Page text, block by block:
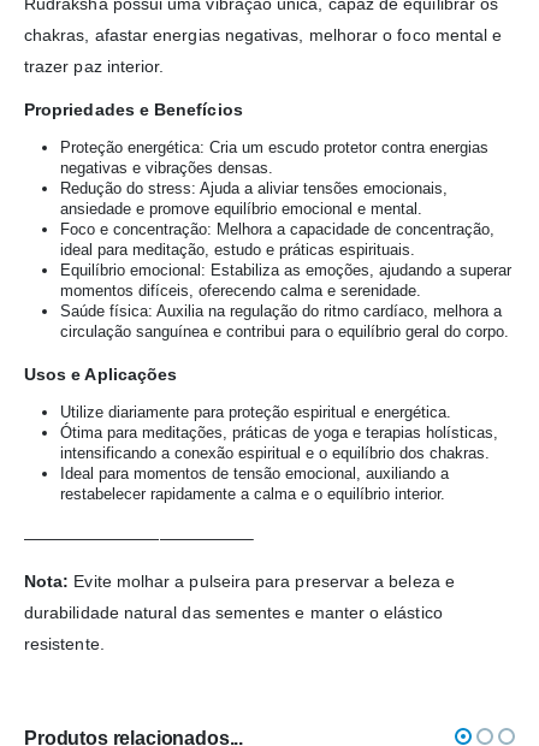
chakras, afastar energias negativas, melhorar o foco mental e
trazer paz interior.
Propriedades e Benefícios
Proteção energética: Cria um escudo protetor contra energias
negativas e vibrações densas.
Redução do stress: Ajuda a aliviar tensões emocionais,
ansiedade e promove equilíbrio emocional e mental.
Foco e concentração: Melhora a capacidade de concentração,
ideal para meditação, estudo e práticas espirituais.
Equilíbrio emocional: Estabiliza as emoções, ajudando a superar
momentos difíceis, oferecendo calma e serenidade.
Saúde física: Auxilia na regulação do ritmo cardíaco, melhora a
circulação sanguínea e contribui para o equilíbrio geral do corpo.
Usos e Aplicações
Utilize diariamente para proteção espiritual e energética.
Ótima para meditações, práticas de yoga e terapias holísticas,
intensificando a conexão espiritual e o equilíbrio dos chakras.
Ideal para momentos de tensão emocional, auxiliando a
restabelecer rapidamente a calma e o equilíbrio interior.
—————————————–
Nota: Evite molhar a pulseira para preservar a beleza e
durabilidade natural das sementes e manter o elástico
resistente.
Produtos relacionados...